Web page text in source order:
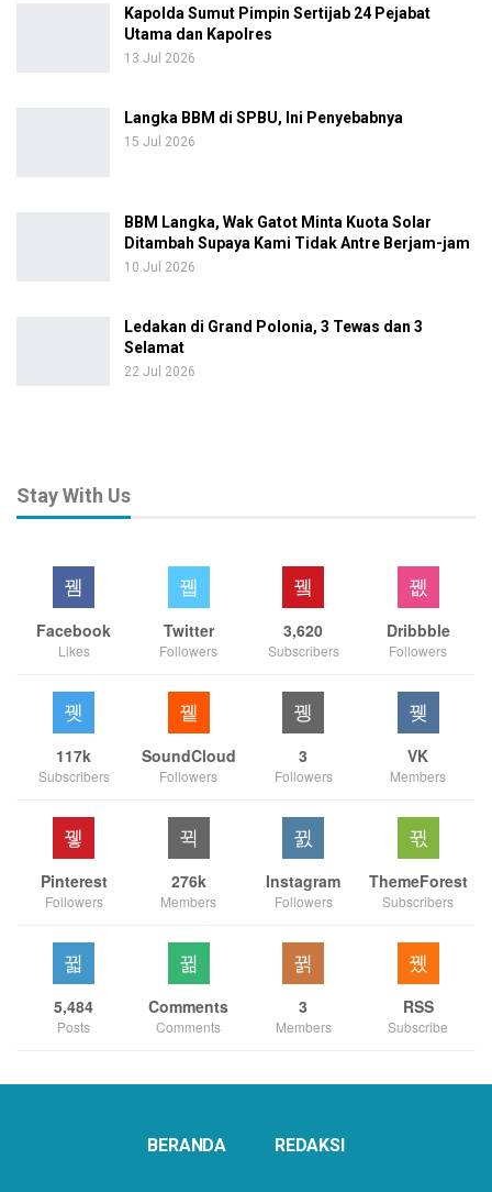
Kapolda Sumut Pimpin Sertijab 24 Pejabat
Utama dan Kapolres
13 Jul 2026
Langka BBM di SPBU, Ini Penyebabnya
15 Jul 2026
BBM Langka, Wak Gatot Minta Kuota Solar
Ditambah Supaya Kami Tidak Antre Berjam-jam
10 Jul 2026
Ledakan di Grand Polonia, 3 Tewas dan 3
Selamat
22 Jul 2026
Stay With Us
Facebook
Likes
Twitter
Followers
3,620
Subscribers
Dribbble
Followers
117k
Subscribers
SoundCloud
Followers
3
Followers
VK
Members
Pinterest
Followers
276k
Members
Instagram
Followers
ThemeForest
Subscribers
5,484
Posts
Comments
Comments
3
Members
RSS
Subscribe
BERANDA REDAKSI